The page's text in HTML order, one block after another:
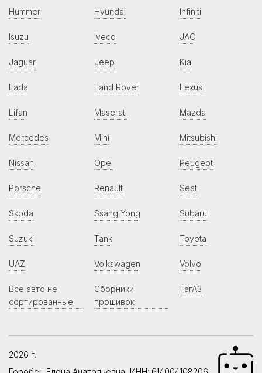
Hummer Hyundai Infiniti
Isuzu Iveco JAC
Jaguar Jeep Kia
Lada Land Rover Lexus
Lifan Maserati Mazda
Mercedes Mini Mitsubishi
Nissan Opel Peugeot
Porsche Renault Seat
Skoda Ssang Yong Subaru
Suzuki Tank Toyota
UAZ Volkswagen Volvo
Все авто не
сортированные
Сборники
прошивок
ТагАЗ
2026 г.